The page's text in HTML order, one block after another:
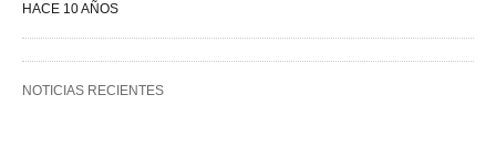
HACE 10 AÑOS
NOTICIAS RECIENTES